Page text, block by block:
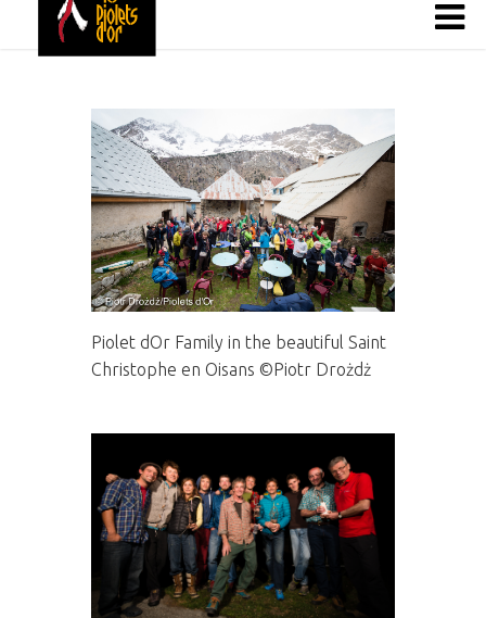
Piolet dOr Family in the beautiful Saint
Christophe en Oisans ©Piotr Drożdż